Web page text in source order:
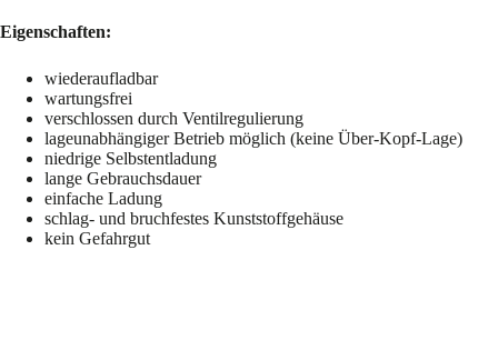
Eigenschaften:
wiederaufladbar
wartungsfrei
verschlossen durch Ventilregulierung
lageunabhängiger Betrieb möglich (keine Über-Kopf-Lage)
niedrige Selbstentladung
lange Gebrauchsdauer
einfache Ladung
schlag- und bruchfestes Kunststoffgehäuse
kein Gefahrgut